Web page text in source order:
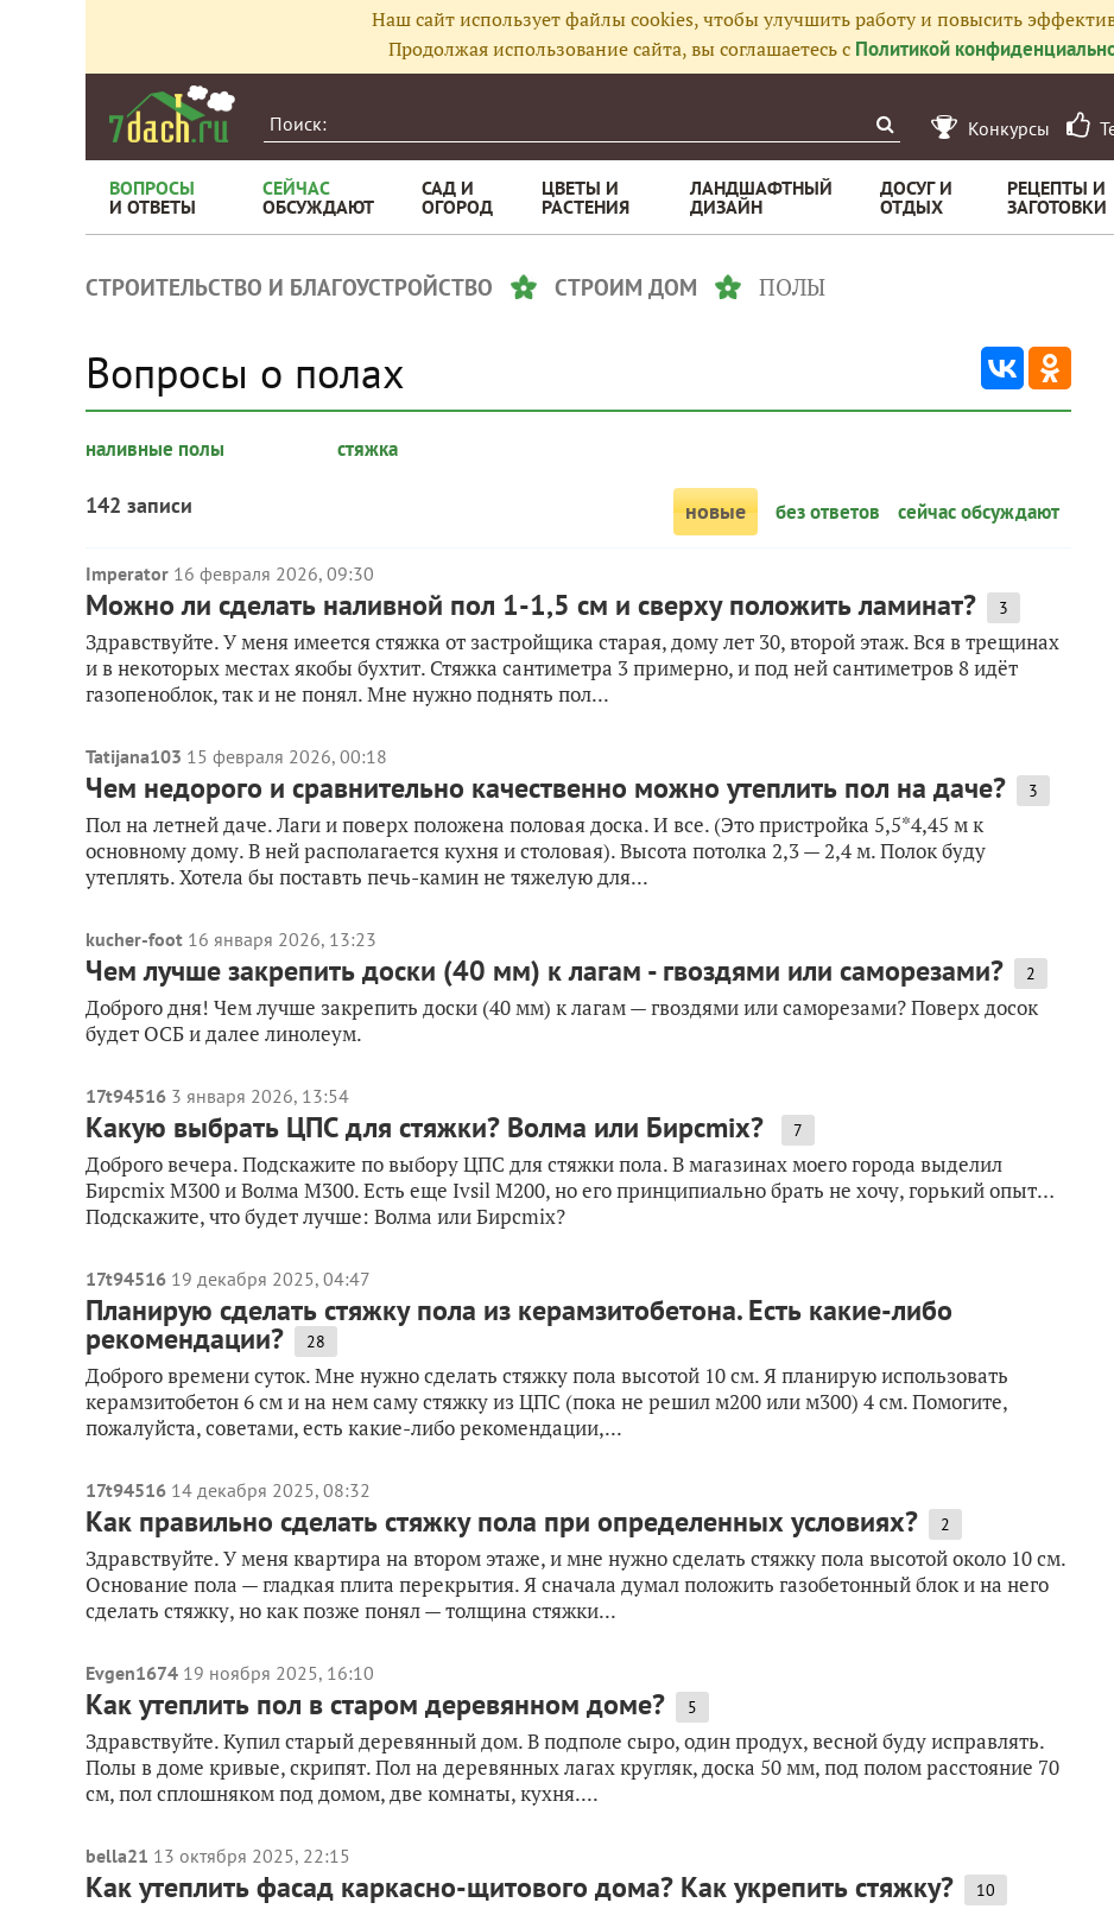
Наш сайт использует файлы cookies, чтобы улучшить работу и повысить
Продолжая использование сайта, вы соглашаетесь с Политикой
Конкурсы
ВОПРОСЫ
И ОТВЕТЫ
СЕЙЧАС
ОБСУЖДАЮТ
САД И
ОГОРОД
ЦВЕТЫ И
РАСТЕНИЯ
ЛАНДШАФТНЫЙ
ДИЗАЙН
ДОСУГ И
ОТДЫХ
РЕЦЕПТЫ И
ЗАГОТОВКИ
СТРОИТЕЛЬСТВО И БЛАГОУСТРОЙСТВО СТРОИМ ДОМ ПОЛЫ
Вопросы о полах
наливные полы стяжка
142 записи новые без ответов сейчас обсуждают
Imperator 16 февраля 2026, 09:30
Можно ли сделать наливной пол 1-1,5 см и сверху положить ламинат? 3
Здравствуйте. У меня имеется стяжка от застройщика старая, дому лет 30, второй этаж. Вся в трещинах
и в некоторых местах якобы бухтит. Стяжка сантиметра 3 примерно, и под ней сантиметров 8 идёт
газопеноблок, так и не понял. Мне нужно поднять пол...
Tatijana103 15 февраля 2026, 00:18
Чем недорого и сравнительно качественно можно утеплить пол на даче? 3
Пол на летней даче. Лаги и поверх положена половая доска. И все. (Это пристройка 5,5*4,45 м к
основному дому. В ней располагается кухня и столовая). Высота потолка 2,3 — 2,4 м. Полок буду
утеплять. Хотела бы поставть печь-камин не тяжелую для...
kucher-foot 16 января 2026, 13:23
Чем лучше закрепить доски (40 мм) к лагам - гвоздями или саморезами? 2
Доброго дня! Чем лучше закрепить доски (40 мм) к лагам — гвоздями или саморезами? Поверх досок
будет ОСБ и далее линолеум.
17t94516 3 января 2026, 13:54
Какую выбрать ЦПС для стяжки? Волма или Бирсmix? 7
Доброго вечера. Подскажите по выбору ЦПС для стяжки пола. В магазинах моего города выделил
Бирсmix М300 и Волма М300. Есть еще Ivsil М200, но его принципиально брать не хочу, горький опыт…
Подскажите, что будет лучше: Волма или Бирсmix?
17t94516 19 декабря 2025, 04:47
Планирую сделать стяжку пола из керамзитобетона. Есть какие-либо
рекомендации? 28
Доброго времени суток. Мне нужно сделать стяжку пола высотой 10 см. Я планирую использовать
керамзитобетон 6 см и на нем саму стяжку из ЦПС (пока не решил м200 или м300) 4 см. Помогите,
пожалуйста, советами, есть какие-либо рекомендации,...
17t94516 14 декабря 2025, 08:32
Как правильно сделать стяжку пола при определенных условиях? 2
Здравствуйте. У меня квартира на втором этаже, и мне нужно сделать стяжку пола высотой около 10 см.
Основание пола — гладкая плита перекрытия. Я сначала думал положить газобетонный блок и на него
сделать стяжку, но как позже понял — толщина стяжки...
Evgen1674 19 ноября 2025, 16:10
Как утеплить пол в старом деревянном доме? 5
Здравствуйте. Купил старый деревянный дом. В подполе сыро, один продух, весной буду исправлять.
Полы в доме кривые, скрипят. Пол на деревянных лагах кругляк, доска 50 мм, под полом расстояние 70
см, пол сплошняком под домом, две комнаты, кухня....
bella21 13 октября 2025, 22:15
Как утеплить фасад каркасно-щитового дома? Как укрепить стяжку? 10